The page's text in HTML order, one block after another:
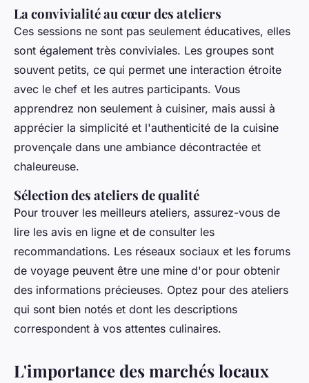
La convivialité au cœur des ateliers
Ces sessions ne sont pas seulement éducatives, elles
sont également très conviviales. Les groupes sont
souvent petits, ce qui permet une interaction étroite
avec le chef et les autres participants. Vous
apprendrez non seulement à cuisiner, mais aussi à
apprécier la simplicité et l'authenticité de la cuisine
provençale dans une ambiance décontractée et
chaleureuse.
Sélection des ateliers de qualité
Pour trouver les meilleurs ateliers, assurez-vous de
lire les avis en ligne et de consulter les
recommandations. Les réseaux sociaux et les forums
de voyage peuvent être une mine d'or pour obtenir
des informations précieuses. Optez pour des ateliers
qui sont bien notés et dont les descriptions
correspondent à vos attentes culinaires.
L'importance des marchés locaux